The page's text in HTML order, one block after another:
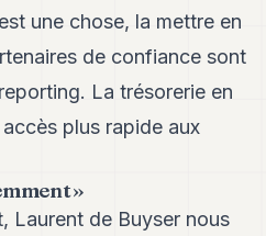
une chose, la mettre en
de confiance sont
La trésorerie en
plus rapide aux
»
Laurent de Buyser nous